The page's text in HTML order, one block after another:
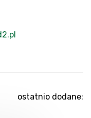
ostatnio dodane: